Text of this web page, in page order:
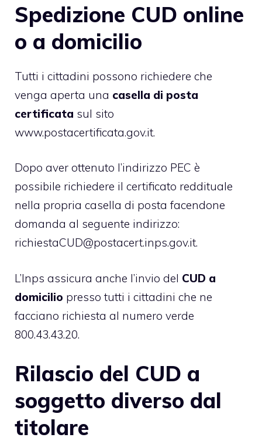
Spedizione CUD online
o a domicilio
Tutti i cittadini possono richiedere che
venga aperta una casella di posta
certificata sul sito
www.postacertificata.gov.it.
Dopo aver ottenuto l’indirizzo PEC è
possibile richiedere il certificato reddituale
nella propria casella di posta facendone
domanda al seguente indirizzo:
richiestaCUD@postacert.inps.gov.it.
L’Inps assicura anche l’invio del CUD a
domicilio presso tutti i cittadini che ne
facciano richiesta al numero verde
800.43.43.20.
Rilascio del CUD a
soggetto diverso dal
titolare